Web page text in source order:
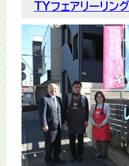
TYフェアリーリング